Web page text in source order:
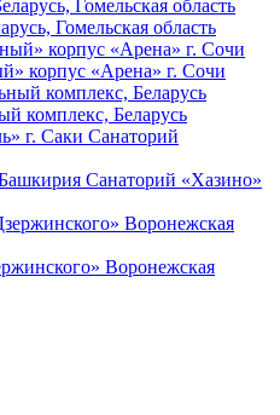
Гомельская область
корпус «Арена» г. Сочи
комплекс, Беларусь
Санаторий
Санаторий «Хазино»
Воронежская